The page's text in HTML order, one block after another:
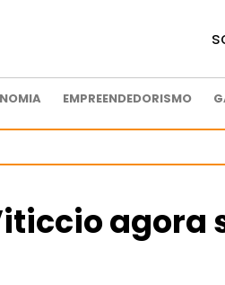
EMPREENDEDORISMO
agora